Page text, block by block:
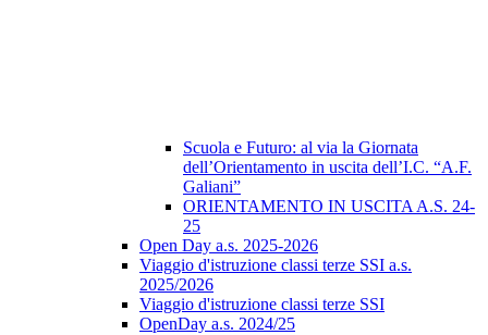
Scuola e Futuro: al via la Giornata
dell’Orientamento in uscita dell’I.C. “A.F.
Galiani”
ORIENTAMENTO IN USCITA A.S. 24-
25
Open Day a.s. 2025-2026
Viaggio d'istruzione classi terze SSI a.s.
2025/2026
Viaggio d'istruzione classi terze SSI
OpenDay a.s. 2024/25